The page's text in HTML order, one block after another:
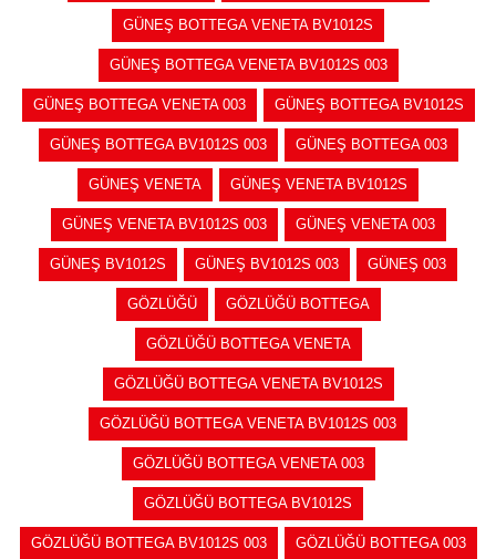
GÜNEŞ BOTTEGA VENETA BV1012S
GÜNEŞ BOTTEGA VENETA BV1012S 003
GÜNEŞ BOTTEGA VENETA 003 GÜNEŞ BOTTEGA BV1012S
GÜNEŞ BOTTEGA BV1012S 003 GÜNEŞ BOTTEGA 003
GÜNEŞ VENETA GÜNEŞ VENETA BV1012S
GÜNEŞ VENETA BV1012S 003 GÜNEŞ VENETA 003
GÜNEŞ BV1012S GÜNEŞ BV1012S 003 GÜNEŞ 003
GÖZLÜĞÜ GÖZLÜĞÜ BOTTEGA
GÖZLÜĞÜ BOTTEGA VENETA
GÖZLÜĞÜ BOTTEGA VENETA BV1012S
GÖZLÜĞÜ BOTTEGA VENETA BV1012S 003
GÖZLÜĞÜ BOTTEGA VENETA 003
GÖZLÜĞÜ BOTTEGA BV1012S
GÖZLÜĞÜ BOTTEGA BV1012S 003 GÖZLÜĞÜ BOTTEGA 003